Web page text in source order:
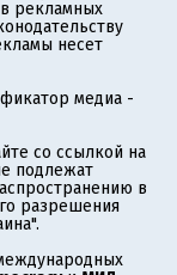
рекламных
несет
медиа -
со ссылкой на
подлежат
в
разрешения